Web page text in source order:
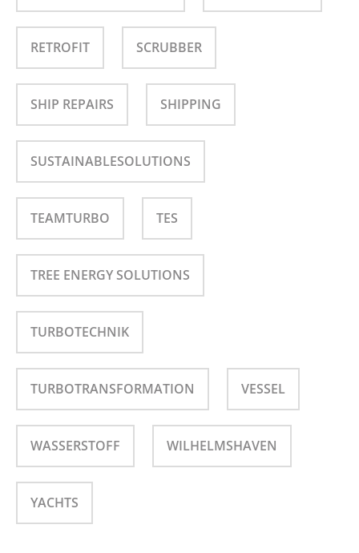
RETROFIT SCRUBBER
SHIP REPAIRS SHIPPING
SUSTAINABLESOLUTIONS
TEAMTURBO TES
TREE ENERGY SOLUTIONS
TURBOTECHNIK
TURBOTRANSFORMATION VESSEL
WASSERSTOFF WILHELMSHAVEN
YACHTS